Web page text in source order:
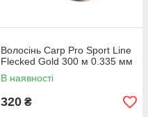
Волосінь Carp Pro Sport Line
Flecked Gold 300 м 0.335 мм
В наявності
320 ₴